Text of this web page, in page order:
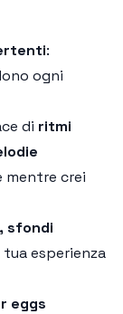
:
ogni
di ritmi
mentre crei
sfondi
esperienza
eggs